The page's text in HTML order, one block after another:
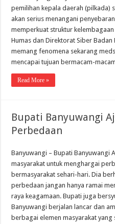
pemilihan kepala daerah (pilkada)
akan serius menangani
memperkuat struktur
Humas dan Direktorat Siber Badan
memang fenomena sekarang
mencapai tujuan bermacam-
Read More »
Bupati Banyuwangi
Perbedaan
Banyuwangi – Bupati Banyuwangi
masyarakat untuk menghargai
bermasyarakat sehari-hari. Dia
perbedaan jangan hanya ramai
raya keagamaan. Bupati juga
Banyuwangi berjalan lancar dan
berbagai elemen masyarakat yang